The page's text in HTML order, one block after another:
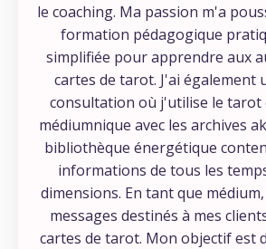
le coaching. Ma passion m'a
formation pédagogique
simplifiée pour apprendre aux
cartes de tarot. J'ai également
consultation où j'utilise le tarot
médiumnique avec les archives
bibliothèque énergétique
informations de tous les
dimensions. En tant que
messages destinés à mes
cartes de tarot. Mon objectif est